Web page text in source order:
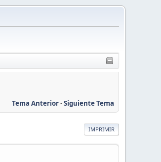
Tema Anterior-Siguiente Tema
IMPRIMIR